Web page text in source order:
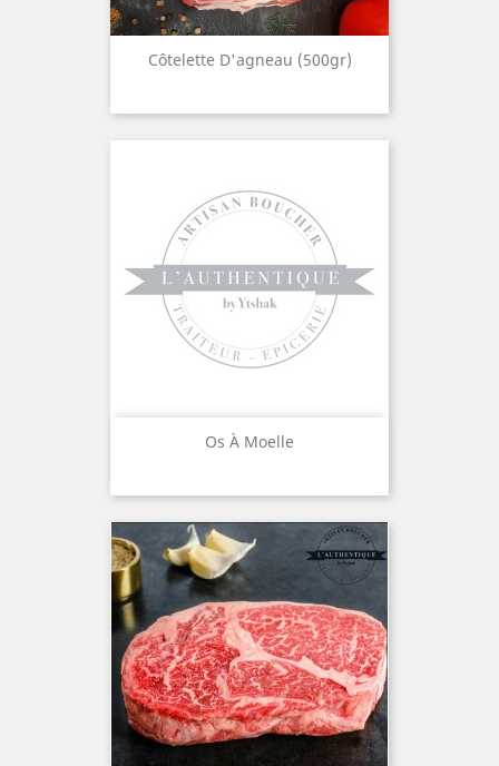
Côtelette D'agneau (500gr)
Os À Moelle